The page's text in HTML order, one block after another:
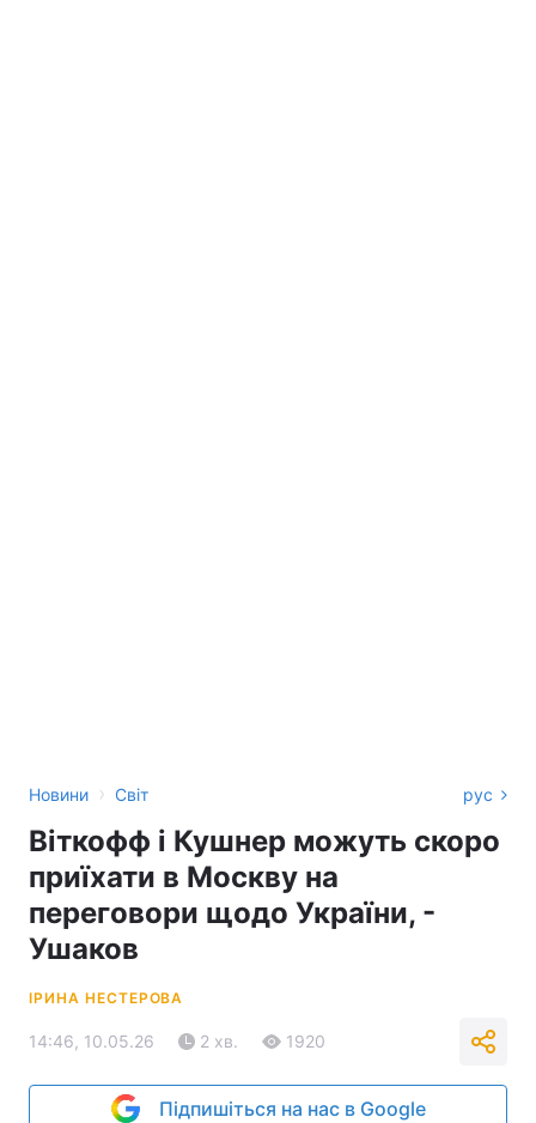
Новини › Світ рус
Віткофф і Кушнер можуть скоро
приїхати в Москву на
переговори щодо України, -
Ушаков
ІРИНА НЕСТЕРОВА
14:46, 10.05.26 2 хв. 1920
Підпишіться на нас в Google